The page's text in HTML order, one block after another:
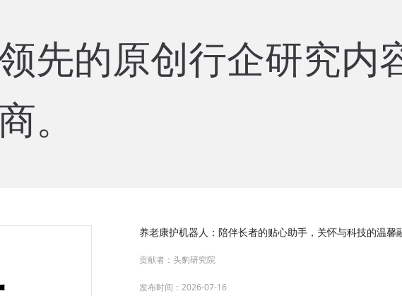
先的原创行企研究内
。
养老康护机器人：陪伴长者的贴心助手，关怀与科技的温
贡献者：头豹研究院
发布时间：2026-07-16